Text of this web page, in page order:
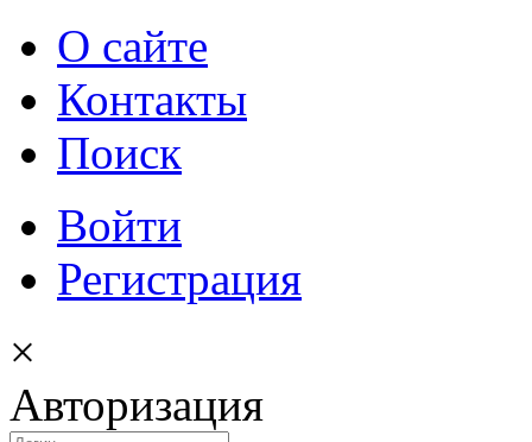
О сайте
Контакты
Поиск
Войти
Регистрация
×
Авторизация